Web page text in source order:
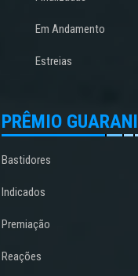
Em Andamento
Estreias
PRÊMIO GUARANI
Bastidores
Indicados
Premiação
Reações